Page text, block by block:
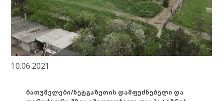
10.06.2021
ბათუმელები/ნეტგაზეთის დამფუძნებელი და